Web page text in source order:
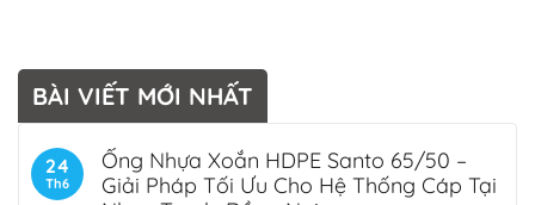
BÀI VIẾT MỚI NHẤT
24
Th6
Ống Nhựa Xoắn HDPE Santo 65/50 –
Giải Pháp Tối Ưu Cho Hệ Thống Cáp Tại